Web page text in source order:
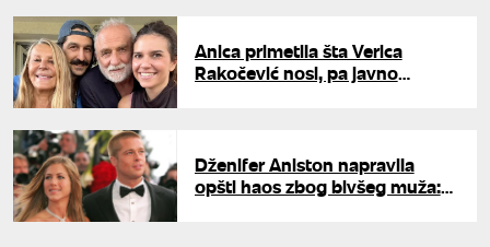
Anica primetila šta Verica
Rakočević nosi, pa javno
Dženifer Aniston napravila
opšti haos zbog bivšeg muža: